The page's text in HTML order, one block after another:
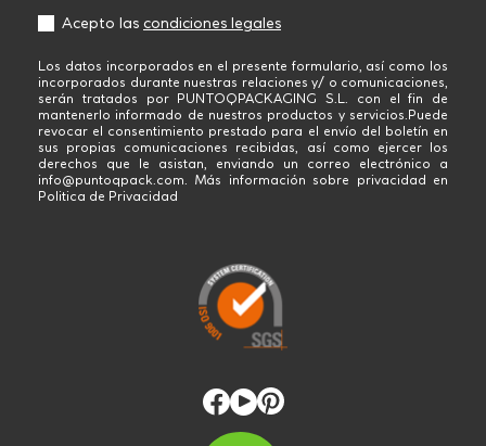
Acepto las condiciones legales
Los datos incorporados en el presente formulario, así como los
incorporados durante nuestras relaciones y/ o comunicaciones,
serán tratados por PUNTOQPACKAGING S.L. con el fin de
mantenerlo informado de nuestros productos y servicios.Puede
revocar el consentimiento prestado para el envío del boletín en
sus propias comunicaciones recibidas, así como ejercer los
derechos que le asistan, enviando un correo electrónico a
info@puntoqpack.com. Más información sobre privacidad en
Politica de Privacidad